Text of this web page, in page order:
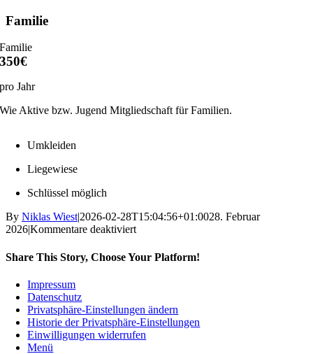
Skip
content
Familie
Familie
350€
pro Jahr
Wie Aktive bzw. Jugend Mitgliedschaft für Familien.
Umkleiden
Liegewiese
Schlüssel möglich
By Niklas Wiest|2026-02-28T15:04:56+01:0028. Februar
2026|Kommentare deaktiviertfür
Share This Story, Choose Your Platform!
Facebook
Reddit
LinkedIn
WhatsApp
Telegram
Tumblr
Pinterest
Vk
Xing
EmailImpressum
Datenschutz
Privatsphäre-Einstellungen ändern
Historie der Privatsphäre-Einstellungen
Einwilligungen widerrufen
Menü